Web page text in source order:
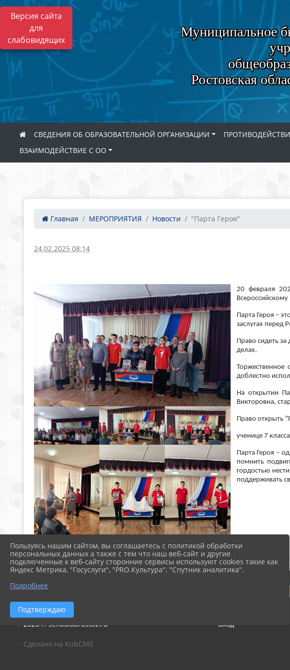
Версия сайта
для
слабовидящих
Муниципальное
Ростовская
СВЕДЕНИЯ ОБ ОБРАЗОВАТЕЛЬНОЙ ОРГАНИЗАЦИИ
ВЗАИМОДЕЙСТВИЕ С ОО
Главная МЕРОПРИЯТИЯ Новости "Парта Героя"
24.02.2025 08:14
20 февраля
Парта Героя –
заслугах перед
Право сидеть
делах.
доблестно
На открытии
Викторовна,
Право открыть
ученице 7
Парта Героя –
помнить
гордостью
поддерживать
2026 г. school68rostov.ru Вход
Сделано на KubCMS
Пользуясь нашим сайтом, вы соглашаетесь с политикой обработки
персональных данных а также с тем что наш веб-сайт и другие
подключенные к веб-сайту сторонние сервисы используют cookies такие как
Яндекс Метрика, "Госуслуги", "PRO.Культура", "Спутник аналитика".
Подробнее
Подтверждаю